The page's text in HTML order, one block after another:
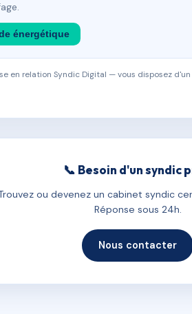
énergétique
en relation Syndic Digital — vous disposez
📞 Besoin d'un syndic
ou devenez un cabinet syndic
Réponse sous 24h.
Nous contacter